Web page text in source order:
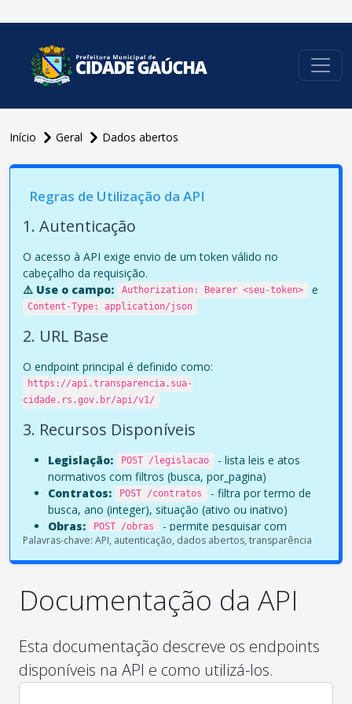
Início Geral Dados abertos
Regras de Utilização da API
1. Autenticação
O acesso à API exige envio de um token válido no
cabeçalho da requisição.
⚠️ Use o campo:
Authorization: Bearer <seu-token> e
Content-Type: application/json
2. URL Base
O endpoint principal é definido como:
https://api.transparencia.sua-
cidade.rs.gov.br/api/v1/
3. Recursos Disponíveis
Legislação: POST /legislacao - lista leis e atos
normativos com filtros (busca, por_pagina)
Contratos:
POST /contratos - filtra por termo de
busca, ano (integer), situação (ativo ou inativo)
Obras:
POST /obras - permite pesquisar com
filtros como termo, status e período
Todas as respostas estão no formato JSON com
estrutura padronizada incluindo: success, message, data
5. Códigos HTTP Utilizados
Palavras-chave: API, autenticação, dados abertos, transparência
Documentação da API
Esta documentação descreve os endpoints
disponíveis na API e como utilizá-los.